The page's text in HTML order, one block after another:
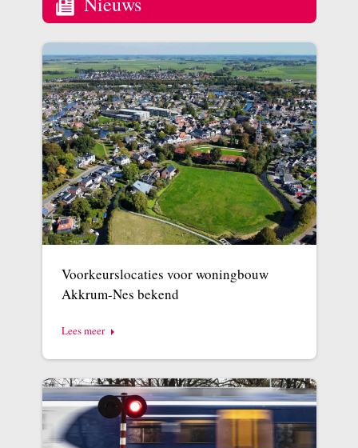
Voorkeurslocaties voor woningbouw
Akkrum-Nes bekend
Lees meer